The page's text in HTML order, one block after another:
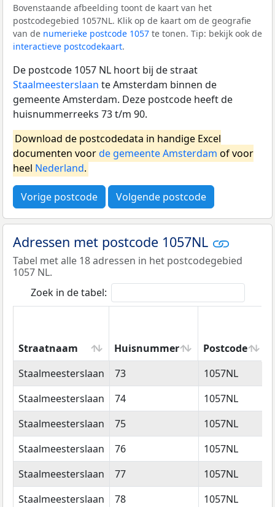
Bovenstaande afbeelding toont de kaart van het
postcodegebied 1057NL. Klik op de kaart om de geografie
van de numerieke postcode 1057 te tonen. Tip: bekijk ook de
interactieve postcodekaart.
De postcode 1057 NL hoort bij de straat
Staalmeesterslaan te Amsterdam binnen de
gemeente Amsterdam. Deze postcode heeft de
huisnummerreeks 73 t/m 90.
Download de postcodedata in handige Excel
documenten voorde gemeente Amsterdam of voor
heel Nederland.
Vorige postcode Volgende postcode
Adressen met postcode 1057NL
Tabel met alle 18 adressen in het postcodegebied
1057 NL.
Zoek in de tabel:
Straatnaam Huisnummer Postcode
Straatnaam
Huisnummer Postcode
Staalmeesterslaan 73 1057NL
Staalmeesterslaan
74 1057NL
Staalmeesterslaan
75 1057NL
Staalmeesterslaan
76 1057NL
Staalmeesterslaan
77 1057NL
Staalmeesterslaan
78 1057NL